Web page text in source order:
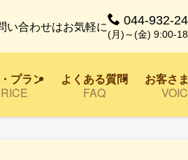
い合わせはお気軽に 044-932-
(月)～(金) 9:00-
プラン
よくある質問
FAQ
お客さ